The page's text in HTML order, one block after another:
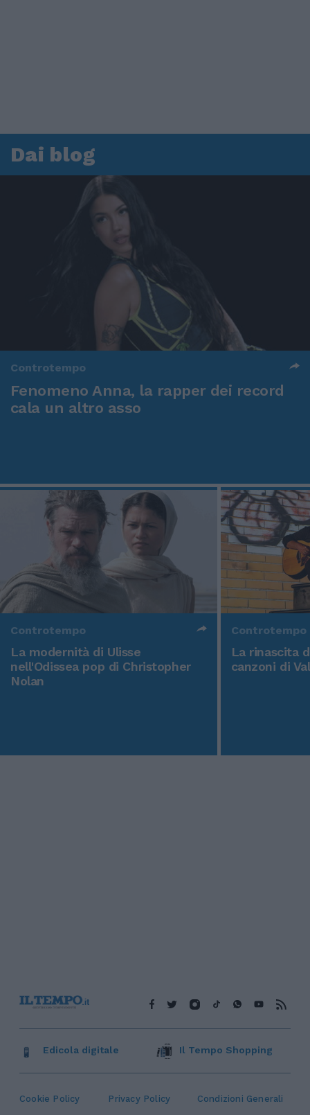
Dai blog
Controtempo
Fenomeno Anna, la rapper dei record
cala un altro asso
Controtempo
La modernità di Ulisse
nell'Odissea pop di Christopher
Nolan
Controtempo
La rinascita
canzoni di
Cookie Policy Privacy Policy Condizioni Generali
Edicola digitale Il Tempo Shopping